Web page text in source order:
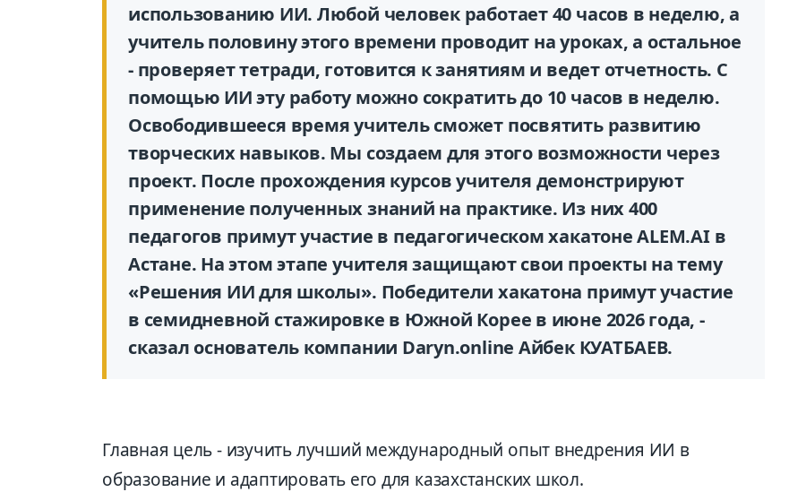
использованию ИИ. Любой человек работает 40 часов в неделю, а
учитель половину этого времени проводит на уроках, а остальное
- проверяет тетради, готовится к занятиям и ведет отчетность. С
помощью ИИ эту работу можно сократить до 10 часов в неделю.
Освободившееся время учитель сможет посвятить развитию
творческих навыков. Мы создаем для этого возможности через
проект. После прохождения курсов учителя демонстрируют
применение полученных знаний на практике. Из них 400
педагогов примут участие в педагогическом хакатоне ALEM.AI в
Астане. На этом этапе учителя защищают свои проекты на тему
«Решения ИИ для школы». Победители хакатона примут участие
в семидневной стажировке в Южной Корее в июне 2026 года, -
сказал основатель компании Daryn.online Айбек КУАТБАЕВ.
Главная цель - изучить лучший международный опыт внедрения ИИ в
образование и адаптировать его для казахстанских школ.